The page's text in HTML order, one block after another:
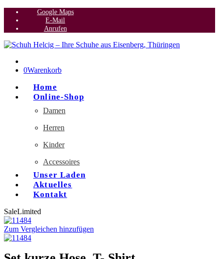
Google Maps
E-Mail
Anrufen
0Warenkorb
Home
Online-Shop
Damen
Herren
Kinder
Accessoires
Unser Laden
Aktuelles
Kontakt
SaleLimited
Zum Vergleichen hinzufügen